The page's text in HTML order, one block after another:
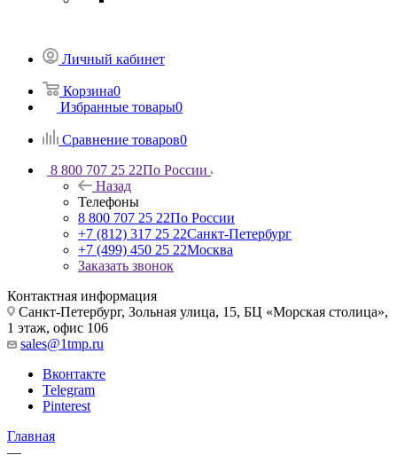
Личный кабинет
Корзина0
Избранные товары0
Сравнение товаров0
8 800 707 25 22По России
Назад
Телефоны
8 800 707 25 22По России
+7 (812) 317 25 22Санкт-Петербург
+7 (499) 450 25 22Москва
Заказать звонок
Контактная информация
Санкт-Петербург, Зольная улица, 15, БЦ «Морская столица»,
1 этаж, офис 106
sales@1tmp.ru
Вконтакте
Telegram
Pinterest
Главная
—